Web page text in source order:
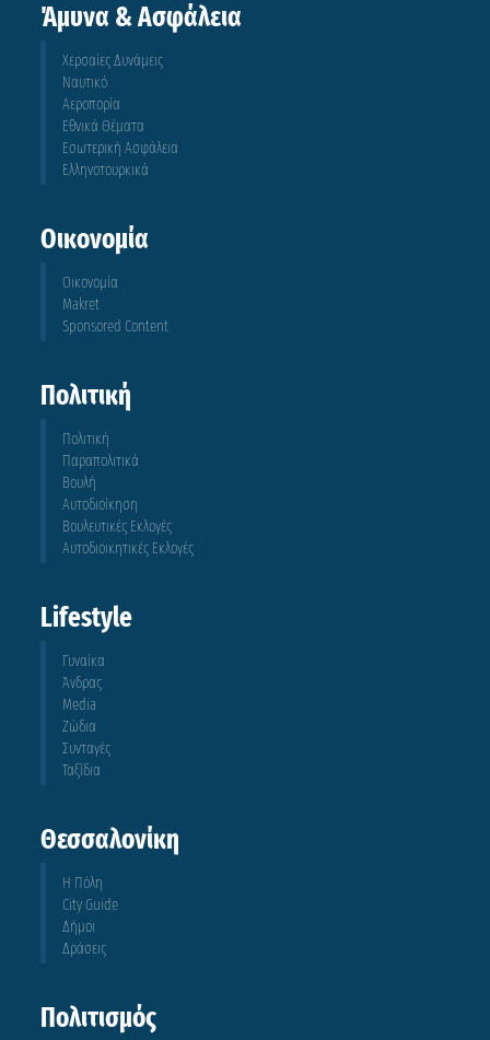
Άμυνα & Ασφάλεια
Χερσαίες Δυνάμεις
Ναυτικό
Αεροπορία
Εθνικά Θέματα
Εσωτερική Ασφάλεια
Ελληνοτουρκικά
Οικονομία
Οικονομία
Makret
Sponsored Content
Πολιτική
Πολιτική
Παραπολιτικά
Βουλή
Αυτοδιοίκηση
Βουλευτικές Εκλογές
Αυτοδιοικητικές Εκλογές
Lifestyle
Γυναίκα
Άνδρας
Media
Ζώδια
Συνταγές
Ταξίδια
Θεσσαλονίκη
Η Πόλη
City Guide
Δήμοι
Δράσεις
Πολιτισμός